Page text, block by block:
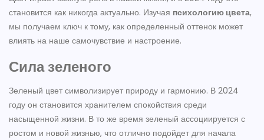
становится как никогда актуально. Изучая психологию цвета,
мы получаем ключ к тому, как определенный оттенок может
влиять на наше самочувствие и настроение.
Сила зеленого
Зеленый цвет символизирует природу и гармонию. В 2024
году он становится хранителем спокойствия среди
насыщенной жизни. В то же время зеленый ассоциируется с
ростом и новой жизнью, что отлично подойдет для начала